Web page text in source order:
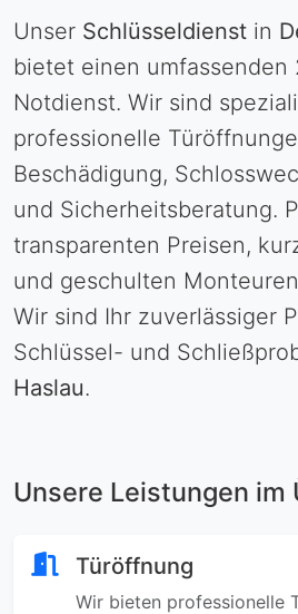
Unser Schlüsseldienst in
bietet einen
Notdienst. Wir sind
professionelle
Beschädigung,
und Sicherheitsberatung.
transparenten Preisen,
und geschulten
Wir sind Ihr zuverlässiger
Schlüssel- und
Haslau.
Unsere Leistungen im
Türöffnung
Wir bieten professionelle